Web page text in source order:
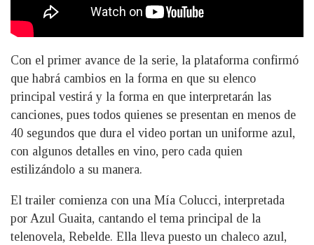
Con el primer avance de la serie, la plataforma confirmó
que habrá cambios en la forma en que su elenco
principal vestirá y la forma en que interpretarán las
canciones, pues todos quienes se presentan en menos de
40 segundos que dura el video portan un uniforme azul,
con algunos detalles en vino, pero cada quien
estilizándolo a su manera.
El trailer comienza con una Mía Colucci, interpretada
por Azul Guaita, cantando el tema principal de la
telenovela, Rebelde. Ella lleva puesto un chaleco azul,